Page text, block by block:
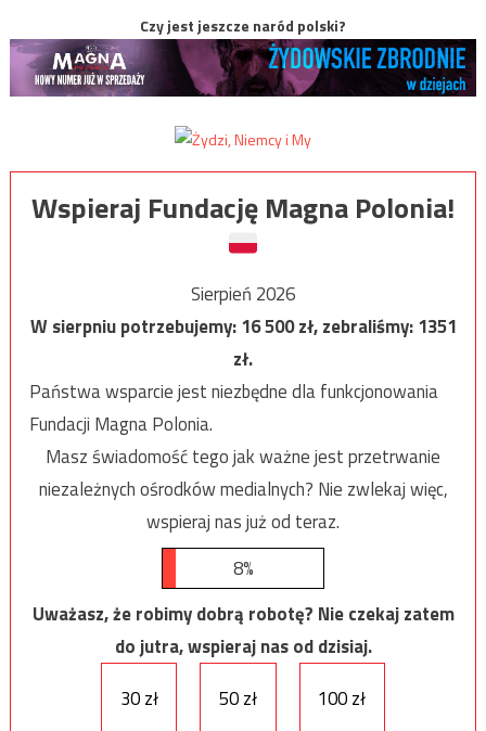
Czy jest jeszcze naród polski?
Wspieraj Fundację Magna Polonia!
Sierpień 2026
W sierpniu potrzebujemy:16 500zł, zebraliśmy:1351
zł.
Państwa wsparcie jest niezbędne dla funkcjonowania
Fundacji Magna Polonia.
Masz świadomość tego jak ważne jest przetrwanie
niezależnych ośrodków medialnych? Nie zwlekaj więc,
wspieraj nas już od teraz.
8%
Uważasz, że robimy dobrą robotę? Nie czekaj zatem
do jutra, wspieraj nas od dzisiaj.
30 zł
50 zł 100 zł